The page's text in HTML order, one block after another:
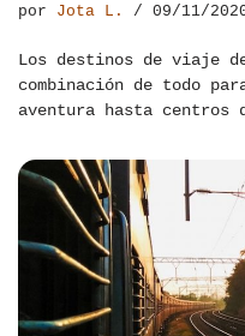
por Jota L. 09/11/
Los destinos de viaje
combinación de todo
aventura hasta centros